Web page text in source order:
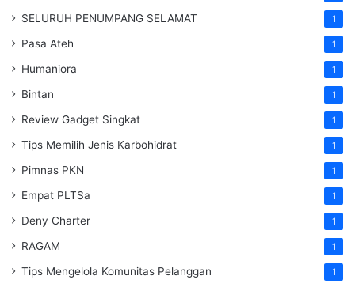
SELURUH PENUMPANG SELAMAT 1
Pasa Ateh 1
Humaniora 1
Bintan 1
Review Gadget Singkat 1
Tips Memilih Jenis Karbohidrat 1
Pimnas PKN 1
Empat PLTSa 1
Deny Charter 1
RAGAM 1
Tips Mengelola Komunitas Pelanggan 1